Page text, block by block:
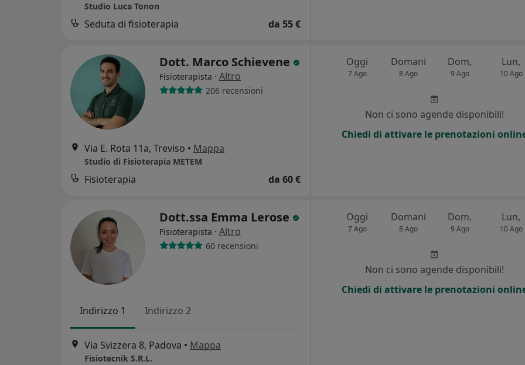
Studio Luca Tonon
Seduta di fisioterapia da 55 €
Dott. Marco Schievene
Fisioterapista · Altro
206 recensioni
Via E. Rota 11a, Treviso • Mappa
Studio di Fisioterapia METEM
Fisioterapia da 60 €
Oggi
7 Ago
Domani
8 Ago
Dom,
9 Ago
Lun,
10 Ago
Non ci sono agende disponibili!
Chiedi di attivare le prenotazioni
Dott.ssa Emma Lerose
Fisioterapista · Altro
60 recensioni
Indirizzo 1 Indirizzo 2
Via Svizzera 8, Padova • Mappa
Fisiotecnik S.R.L.
Oggi
7 Ago
Domani
8 Ago
Dom,
9 Ago
Lun,
10 Ago
Non ci sono agende disponibili!
Chiedi di attivare le prenotazioni